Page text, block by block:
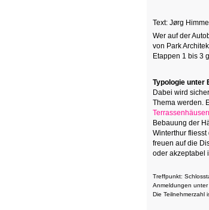
Text: Jørg
Wer auf der
von Park
Etappen 1 bis 3
Typologie unter
Dabei wird
Thema werden.
Bebauung der
Winterthur
freuen auf die
oder akzeptabel
Treffpunkt:
Anmeldungen unter
Die Teilnehmerzahl